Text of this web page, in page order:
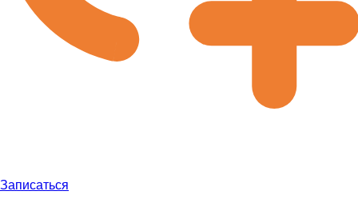
Записаться